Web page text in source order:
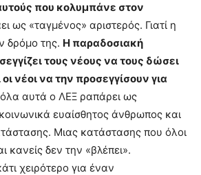
που κολυμπάνε στον
ως «ταγμένος» αριστερός. Γιατί η
δρόμο της. Η παραδοσιακή
τους νέους να τους δώσει
νέοι να την προσεγγίσουν για
αυτά ο ΛΕΞ ραπάρει ως
ευαίσθητος άνθρωπος και
Μιας κατάστασης που όλοι
κανείς δεν την «βλέπει».
χειρότερο για έναν